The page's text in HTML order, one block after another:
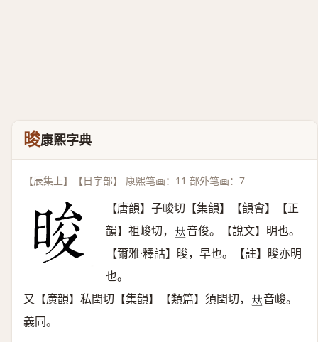
晙康熙字典
【辰集上】【日字部】 康熙笔画：11 部外笔画：7
【唐韻】子峻切【集韻】【韻會】【正
韻】祖峻切， 𠀤音俊。【說文】明也。
【爾雅·釋詁】晙，早也。【註】晙亦明
也。
又【廣韻】私閏切【集韻】【類篇】須閏切， 𠀤音峻。
義同。